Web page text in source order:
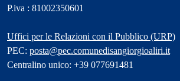
P.iva : 81002350601
Uffici per le Relazioni con il Pubblico (URP)
PEC: posta@pec.comunedisangiorgioaliri.it
Centralino unico: +39 077691481